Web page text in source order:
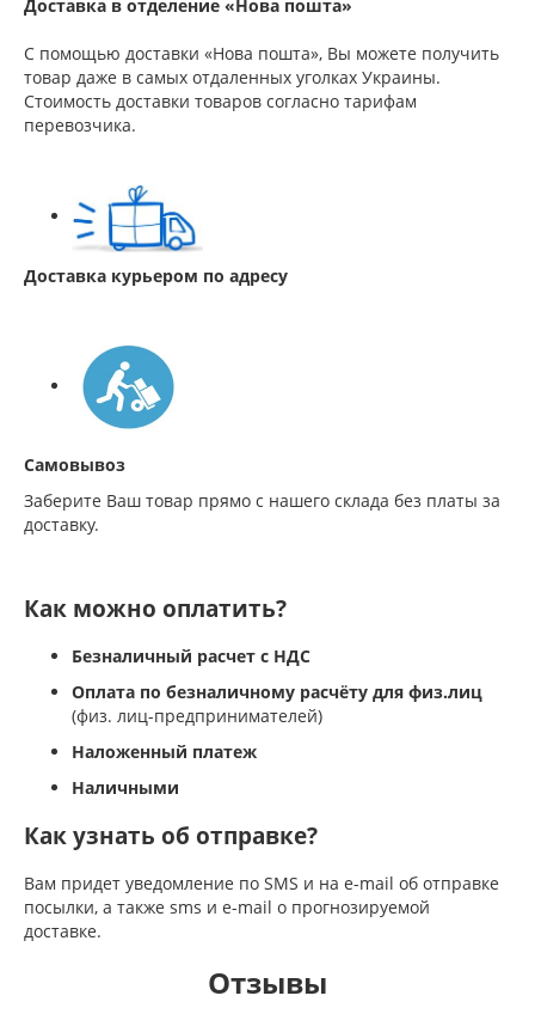
Доставка в отделение «Нова пошта»
С помощью доставки «Нова пошта», Вы можете получить
товар даже в самых отдаленных уголках Украины.
Стоимость доставки товаров согласно тарифам
перевозчика.
Доставка курьером по адресу
Самовывоз
Заберите Ваш товар прямо с нашего склада без платы за
доставку.
Как можно оплатить?
Безналичный расчет с НДС
Оплата по безналичному расчёту для физ.лиц
(физ. лиц-предпринимателей)
Наложенный платеж
Наличными
Как узнать об отправке?
Вам придет уведомление по SMS и на e-mail об отправке
посылки, а также sms и e-mail о прогнозируемой
доставке.
Отзывы